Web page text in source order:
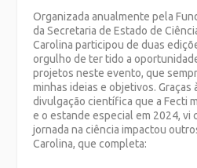
Organizada anualmente pela
da Secretaria de Estado de
Carolina participou de duas
orgulho de ter tido a
projetos neste evento, que
minhas ideias e objetivos.
divulgação científica que a Fecti
e o estande especial em 2024, vi
jornada na ciência impactou
Carolina, que completa: